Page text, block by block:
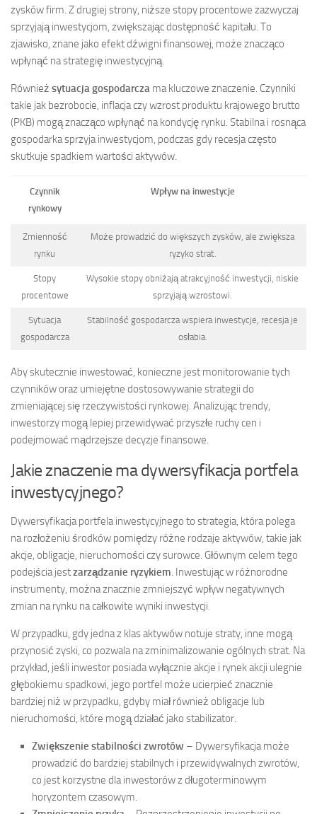
zysków firm. Z drugiej strony, niższe stopy procentowe zazwyczaj
sprzyjają inwestycjom, zwiększając dostępność kapitału. To
zjawisko, znane jako efekt dźwigni finansowej, może znacząco
wpłynąć na strategię inwestycyjną.
Również sytuacja gospodarcza ma kluczowe znaczenie. Czynniki
takie jak bezrobocie, inflacja czy wzrost produktu krajowego brutto
(PKB) mogą znacząco wpłynąć na kondycję rynku. Stabilna i rosnąca
gospodarka sprzyja inwestycjom, podczas gdy recesja często
skutkuje spadkiem wartości aktywów.
Czynnik
rynkowy
Wpływ na inwestycje
Zmienność
rynku
Może prowadzić do większych zysków, ale zwiększa
ryzyko strat.
Stopy
procentowe
Wysokie stopy obniżają atrakcyjność inwestycji, niskie
sprzyjają wzrostowi.
Sytuacja
gospodarcza
Stabilność gospodarcza wspiera inwestycje, recesja je
osłabia.
Aby skutecznie inwestować, konieczne jest monitorowanie tych
czynników oraz umiejętne dostosowywanie strategii do
zmieniającej się rzeczywistości rynkowej. Analizując trendy,
inwestorzy mogą lepiej przewidywać przyszłe ruchy cen i
podejmować mądrzejsze decyzje finansowe.
Jakie znaczenie ma dywersyfikacja portfela
inwestycyjnego?
Dywersyfikacja portfela inwestycyjnego to strategia, która polega
na rozłożeniu środków pomiędzy różne rodzaje aktywów, takie jak
akcje, obligacje, nieruchomości czy surowce. Głównym celem tego
podejścia jestzarządzanie ryzykiem. Inwestując w różnorodne
instrumenty, można znacznie zmniejszyć wpływ negatywnych
zmian na rynku na całkowite wyniki inwestycji.
W przypadku, gdy jedna z klas aktywów notuje straty, inne mogą
przynosić zyski, co pozwala na zminimalizowanie ogólnych strat. Na
przykład, jeśli inwestor posiada wyłącznie akcje i rynek akcji ulegnie
głębokiemu spadkowi, jego portfel może ucierpieć znacznie
bardziej niż w przypadku, gdyby miał również obligacje lub
nieruchomości, które mogą działać jako stabilizator.
Zwiększenie stabilności zwrotów – Dywersyfikacja może
prowadzić do bardziej stabilnych i przewidywalnych zwrotów,
co jest korzystne dla inwestorów z długoterminowym
horyzontem czasowym.